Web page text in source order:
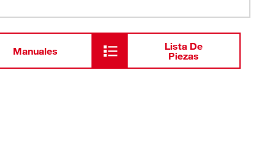
Manuales
Lista De
Piezas